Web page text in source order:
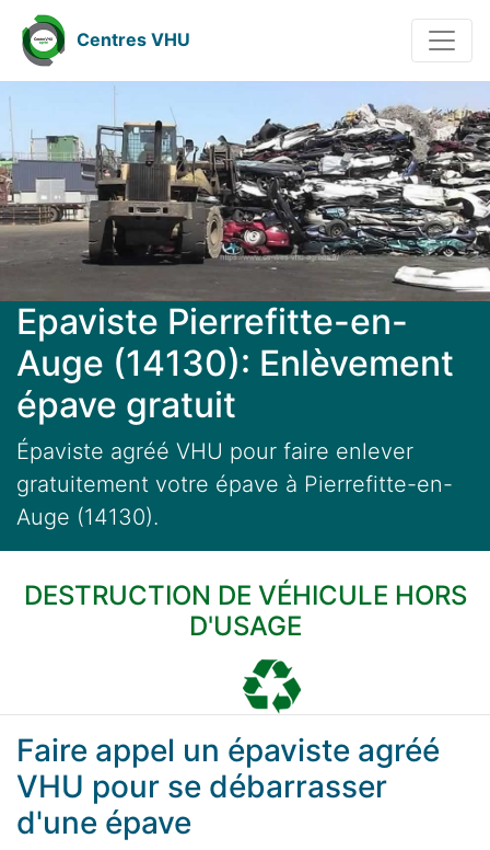
Centres VHU
Epaviste Pierrefitte-en-
Auge (14130): Enlèvement
épave gratuit
Épaviste agréé VHU pour faire enlever
gratuitement votre épave à Pierrefitte-en-
Auge (14130).
DESTRUCTION DE VÉHICULE HORS
D'USAGE
Faire appel un épaviste agréé
VHU pour se débarrasser
d'une épave